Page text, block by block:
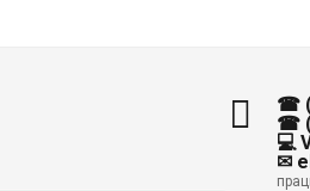
☎
☎
💻
✉